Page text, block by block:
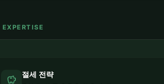
EXPERTISE
savings 절세 전략